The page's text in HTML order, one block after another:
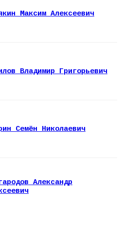
Максим Алексеевич
Владимир Григорьевич
Семён Николаевич
Александр